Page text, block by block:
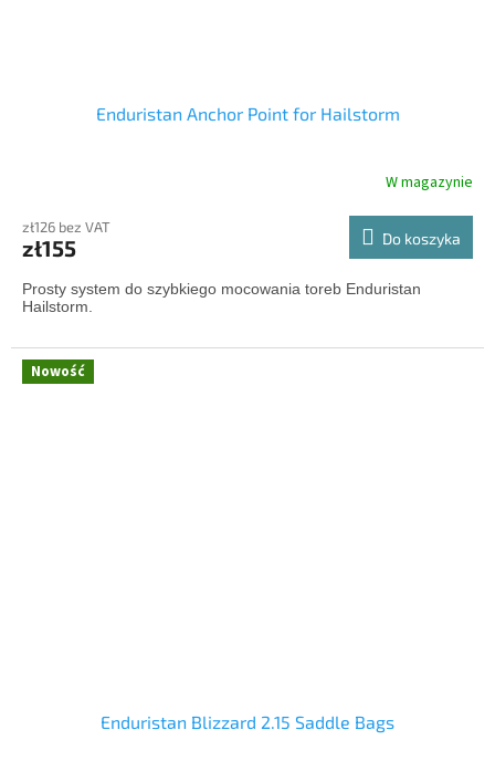
Enduristan Anchor Point for Hailstorm
W magazynie
zł126 bez VAT
zł155 Do koszyka
Prosty system do szybkiego mocowania toreb Enduristan
Hailstorm.
Nowość
Enduristan Blizzard 2.15 Saddle Bags